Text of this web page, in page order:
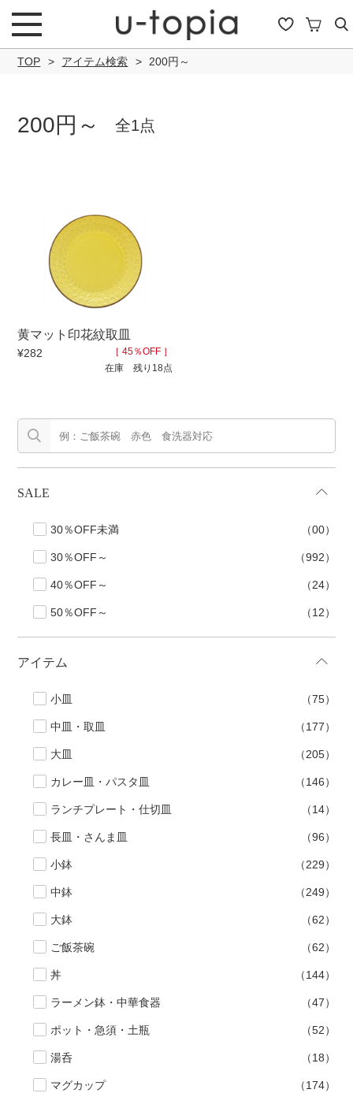
こだわり条件で絞り込み
キーワード
通常商品
50％OFF～ 50％OFF
アイテム
カレー皿・パスタ皿 ランチプレート・仕切皿
長皿・さんま皿
小付・珍味
蓋物
ポット
マグカップ
ロックカップ
そば千代口
小抹茶碗
徳利・盃
そば徳利
箸・カトラリー
子供食器
置物
調理雑器
価格
TOP アイテム検索 200円～
200円～ 全1点
黄マット印花紋取皿
¥282
［ 45％OFF ］
在庫 残り18点
SALE
30％OFF未満 （00）
30％OFF～ （992）
40％OFF～ （24）
50％OFF～ （12）
アイテム
小皿 （75）
中皿・取皿 （177）
大皿 （205）
カレー皿・パスタ皿 （146）
ランチプレート・仕切皿 （14）
長皿・さんま皿 （96）
小鉢 （229）
中鉢 （249）
大鉢 （62）
ご飯茶碗 （62）
丼 （144）
ラーメン鉢・中華食器 （47）
ポット・急須・土瓶 （52）
湯呑 （18）
マグカップ （174）